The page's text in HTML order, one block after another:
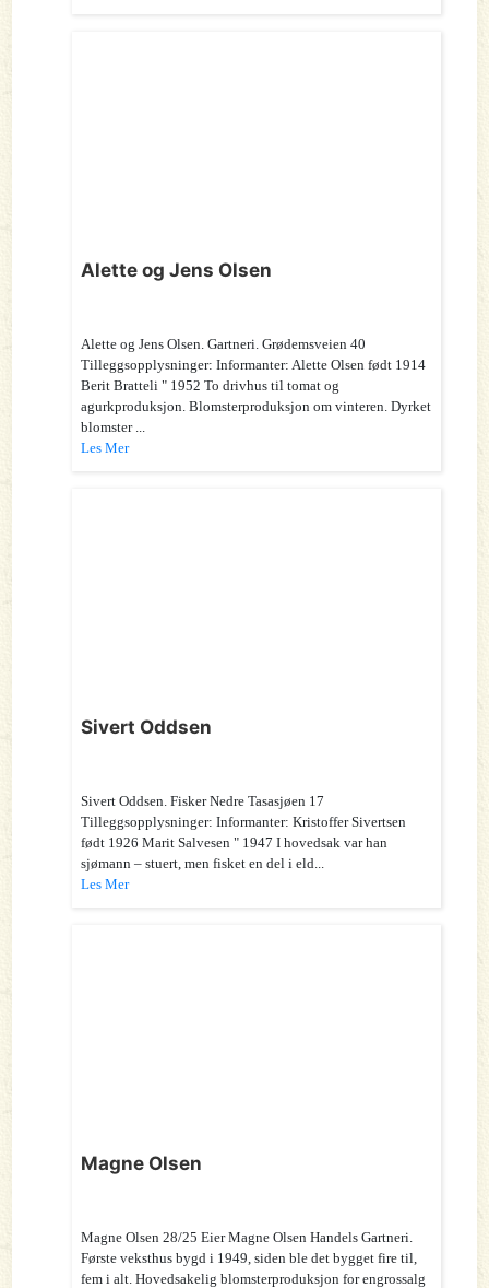
Alette og Jens Olsen
Alette og Jens Olsen. Gartneri. Grødemsveien 40
Tilleggsopplysninger: Informanter: Alette Olsen født 1914
Berit Bratteli " 1952 To drivhus til tomat og
agurkproduksjon. Blomsterproduksjon om vinteren. Dyrket
blomster ...
Les Mer
Sivert Oddsen
Sivert Oddsen. Fisker Nedre Tasasjøen 17
Tilleggsopplysninger: Informanter: Kristoffer Sivertsen
født 1926 Marit Salvesen " 1947 I hovedsak var han
sjømann – stuert, men fisket en del i eld...
Les Mer
Magne Olsen
Magne Olsen 28/25 Eier Magne Olsen Handels Gartneri.
Første veksthus bygd i 1949, siden ble det bygget fire til,
fem i alt. Hovedsakelig blomsterproduksjon for engrossalg